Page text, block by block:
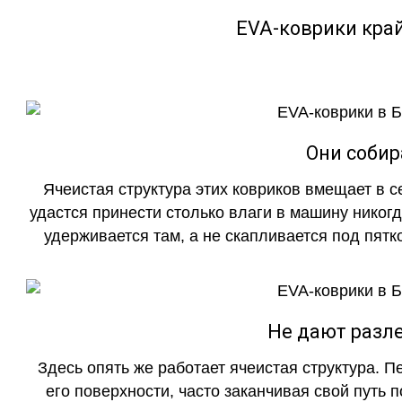
EVA-коврики
Они
Ячеистая структура этих ковриков вмещает в
удастся принести столько влаги в машину
удерживается там, а не скапливается под
Не дают
Здесь опять же работает ячеистая структура.
его поверхности, часто заканчивая свой